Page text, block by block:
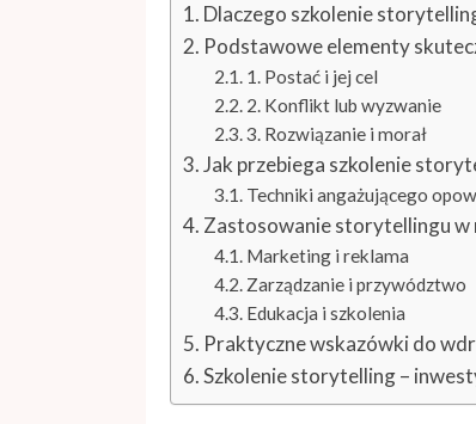
Dlaczego szkolenie
Podstawowe elementy
1. Postać i jej cel
2. Konflikt lub wyzwanie
3. Rozwiązanie i morał
Jak przebiega szkolenie
Techniki angażującego
Zastosowanie storytellingu w
Marketing i reklama
Zarządzanie i przywództwo
Edukacja i szkolenia
Praktyczne wskazówki do
Szkolenie storytelling –